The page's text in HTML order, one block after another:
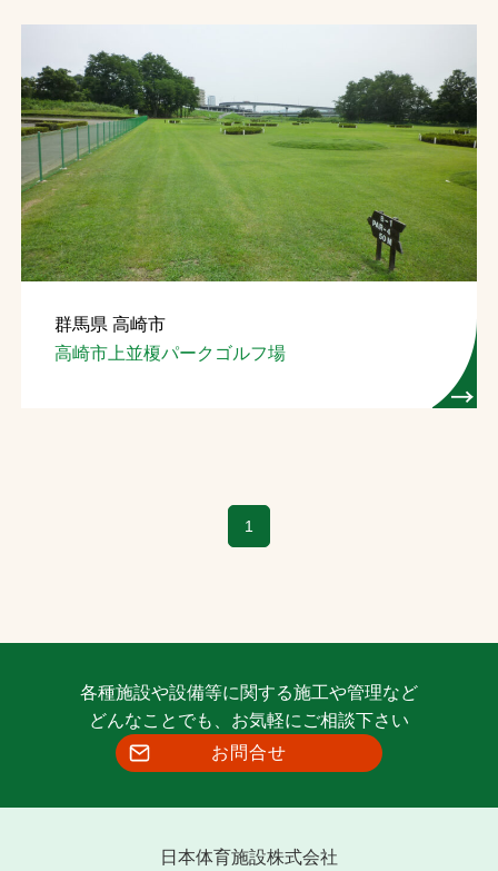
プライバシーポリシー
ソーシャルメディアポリシー
文字の見えづらさや操作にお困りの方へ
群馬県 高崎市
高崎市上並榎パークゴルフ場
1
各種施設や設備等に関する施工や管理など
どんなことでも、お気軽にご相談下さい
お問合せ
日本体育施設株式会社